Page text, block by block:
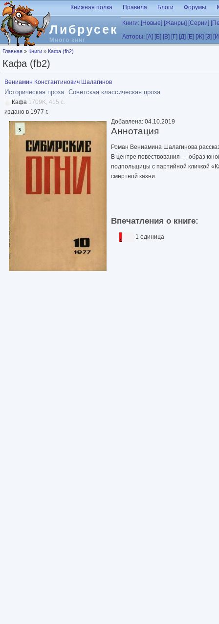
Перейти к основному содержанию
Либрусек
Много книг
Книжная полка Правила Блоги Форумы
Книги: [Новые] [Жанры] [Серии]
Авторы: [А] [Б] [В] [Г] [Д] [Е] [Ж] [З]
Вы здесь
Главная » Книги » Кафа (fb2)
Кафа (fb2)
Вениамин Константинович Шалагинов
Историческая проза Советская классическая проза
Кафа 1709K, 415 с.
издано в 1977 г.
Добавлена: 04.10.2019
Аннотация
Роман Вениамина Шалагинова
В центре повествования — образ
подпольщицы с партийной кличкой
смертной казни.
Впечатления о книге:
1 единица